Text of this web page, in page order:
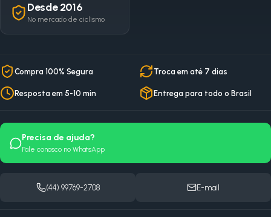
Desde 2016
No mercado de ciclismo
Compra 100% Segura Troca em até 7 dias
Resposta em 5-10 min Entrega para todo o Brasil
Precisa de ajuda?
Fale conosco no WhatsApp
(44) 99769-2708 E-mail